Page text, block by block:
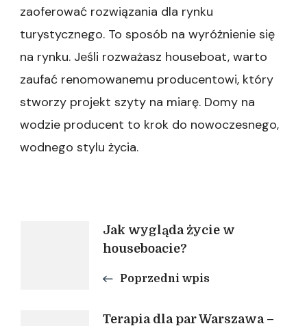
zaoferować rozwiązania dla rynku
turystycznego. To sposób na wyróżnienie się
na rynku. Jeśli rozważasz houseboat, warto
zaufać renomowanemu producentowi, który
stworzy projekt szyty na miarę. Domy na
wodzie producent to krok do nowoczesnego,
wodnego stylu życia.
Nawigacja
wpisu
Jak wygląda życie w
houseboacie?
Poprzedni wpis
Terapia dla par Warszawa –